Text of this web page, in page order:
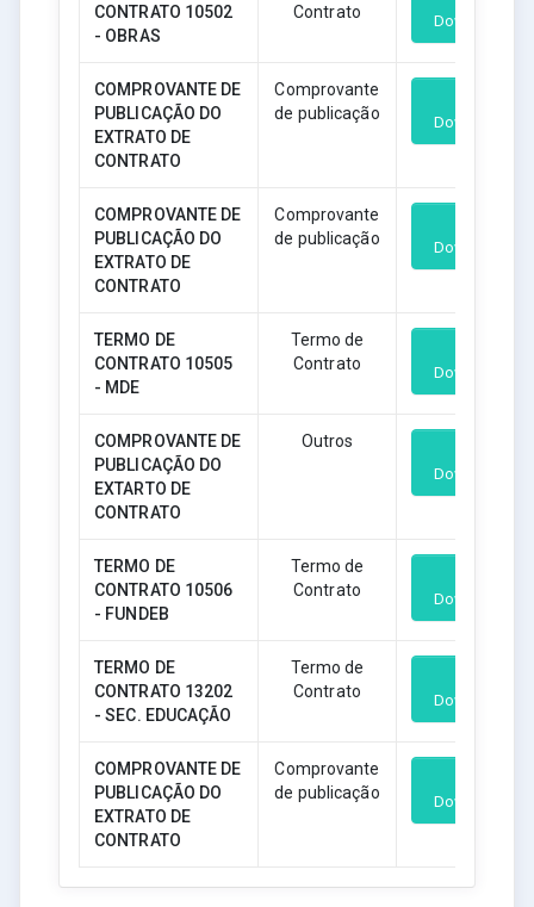
CONTRATO 10502
- OBRAS
Contrato
Download
COMPROVANTE DE
PUBLICAÇÃO DO
EXTRATO DE
CONTRATO
Comprovante
de publicação
Download
COMPROVANTE DE
PUBLICAÇÃO DO
EXTRATO DE
CONTRATO
Comprovante
de publicação
Download
TERMO DE
CONTRATO 10505
- MDE
Termo de
Contrato
Download
COMPROVANTE DE
PUBLICAÇÃO DO
EXTARTO DE
CONTRATO
Outros
Download
TERMO DE
CONTRATO 10506
- FUNDEB
Termo de
Contrato
Download
TERMO DE
CONTRATO 13202
- SEC. EDUCAÇÃO
Termo de
Contrato
Download
COMPROVANTE DE
PUBLICAÇÃO DO
EXTRATO DE
CONTRATO
Comprovante
de publicação
Download